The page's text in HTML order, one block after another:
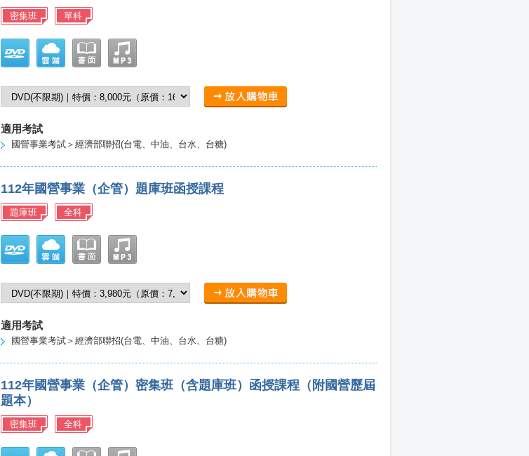
密集班 單科
適用考試
國營事業考試＞經濟部聯招(台電、中油、台水、台糖)
112年國營事業（企管）題庫班函授課程
題庫班 全科
適用考試
國營事業考試＞經濟部聯招(台電、中油、台水、台糖)
112年國營事業（企管）密集班（含題庫班）函授課程（附國營歷屆
題本）
密集班 全科